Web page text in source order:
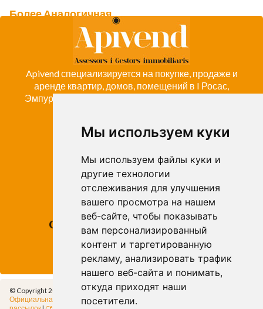
Мы используем куки
Мы используем файлы куки и
другие технологии
отслеживания для улучшения
вашего просмотра на нашем
веб-сайте, чтобы показывать
вам персонализированный
контент и таргетированную
рекламу, анализировать трафик
нашего веб-сайта и понимать,
откуда приходят наши
посетители.
Более Аналогичная
Apivend специализируется на покупке, продаже и
аренде квартир, домов, помещений в I Росас,
Эмпуриабраву, Коста-Брава и компании Emporda
ROSES
Roses - Girona
Tel. +34 972 15 26 68
info@apivend.com
Следуй
нами!
© Copyright 2014 - Apivend 2000 SL |Все права защищены
Официальная информация|Политика конфиденциальности